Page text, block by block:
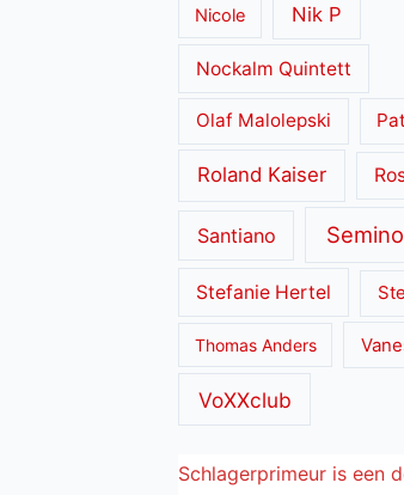
Nicole Nik P
Nockalm Quintett
Olaf Malolepski
Roland Kaiser
Santiano
Stefanie Hertel
Thomas Anders
VoXXclub
Schlagerprimeur is een